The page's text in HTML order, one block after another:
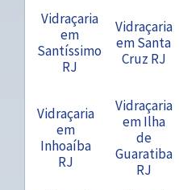
Vidraçaria
em
Santíssimo
RJ
Vidraçaria
em Santa
Cruz RJ
Vidraçaria
em
Inhoaíba
RJ
Vidraçaria
em Ilha
de
Guaratiba
RJ